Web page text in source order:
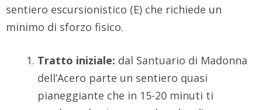
sentiero escursionistico (E) che richiede un
minimo di sforzo fisico.
Tratto iniziale: dal Santuario di Madonna
dell’Acero parte un sentiero quasi
pianeggiante che in 15-20 minuti ti